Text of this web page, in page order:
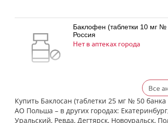
Баклофен (таблетки 10 мг
Россия
Нет в аптеках города
Баклофен (таблетки 25 мг
Россия
Нет в аптеках города
Все
Купить Баклосан (таблетки 25 мг № 50
АО Польша – в других городах:
Уральский, Ревда, Дегтярск, Новоуральск,